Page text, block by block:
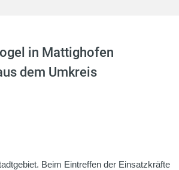
in Mattighofen
dem Umkreis
Beim Eintreffen der Einsatzkräfte